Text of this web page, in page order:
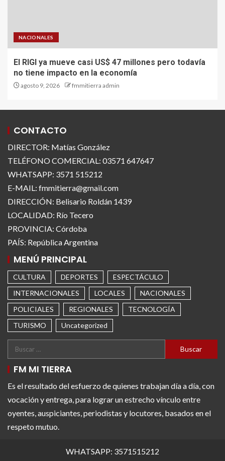
NACIONALES
El RIGI ya mueve casi US$ 47 millones pero todavía
no tiene impacto en la economía
agosto 9, 2026 fmmitierra admin
CONTACTO
DIRECTOR: Matías González
TELÉFONO COMERCIAL: 03571 647647
WHATSAPP: 3571 515212
E-MAIL: fmmitierra@gmail.com
DIRECCIÓN: Belisario Roldán 1439
LOCALIDAD: Río Tecero
PROVINCIA: Córdoba
PAÍS: República Argentina
MENÚ PRINCIPAL
CULTURA DEPORTES
ESPECTÁCULO
INTERNACIONALES
LOCALES
NACIONALES
POLICIALES
REGIONALES
TECNOLOGÍA
TURISMO
Uncategorized
FM MI TIERRA
Es el resultado del esfuerzo de quienes trabajan día a día, con
vocación y entrega, para lograr un estrecho vínculo entre
oyentes, auspiciantes, periodistas y locutores, basados en el
respeto mutuo.
WHATSAPP: 3571515212